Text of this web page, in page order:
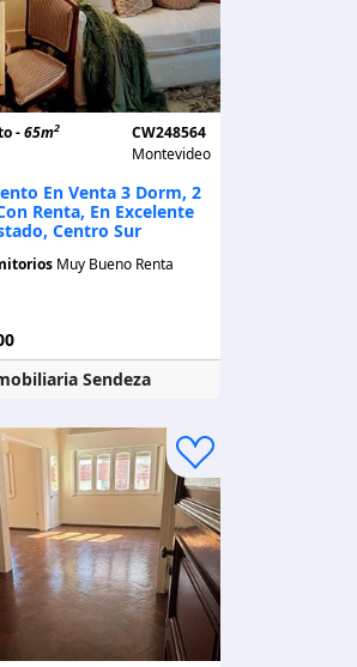
-65m2
CW248564
Montevideo
En Venta 3 Dorm, 2
Renta, En Excelente
Centro Sur
Muy Bueno Renta
Sendeza